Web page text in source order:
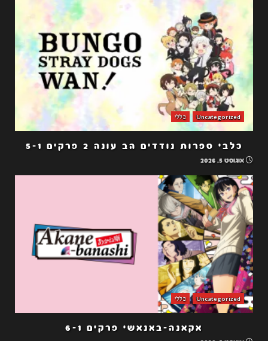
Uncategorized כללי
כלבי ספרות נודדים הב עונה 2 פרקים 5-1
אוגוסט 5, 2026
Uncategorized כללי
אקאנה-באנאשי פרקים 6-1